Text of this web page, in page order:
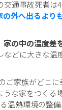
通事故死者は
の外へ出るより
家の中の温度差
どに大きな温
ご家族がどこに
な家をつくる
熱環境の整備